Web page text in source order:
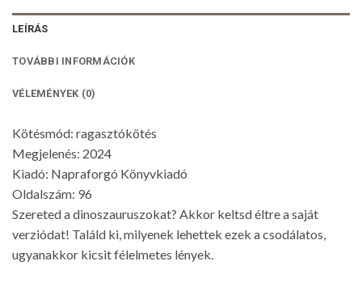
LEÍRÁS
TOVÁBBI INFORMÁCIÓK
VÉLEMÉNYEK (0)
Kötésmód: ragasztókötés
Megjelenés: 2024
Kiadó: Napraforgó Könyvkiadó
Oldalszám: 96
Szereted a dinoszauruszokat? Akkor keltsd éltre a saját
verziódat! Találd ki, milyenek lehettek ezek a csodálatos,
ugyanakkor kicsit félelmetes lények.